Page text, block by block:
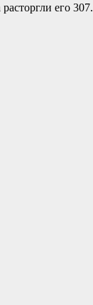
его 307.